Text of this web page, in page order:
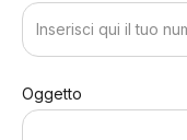
Oggetto